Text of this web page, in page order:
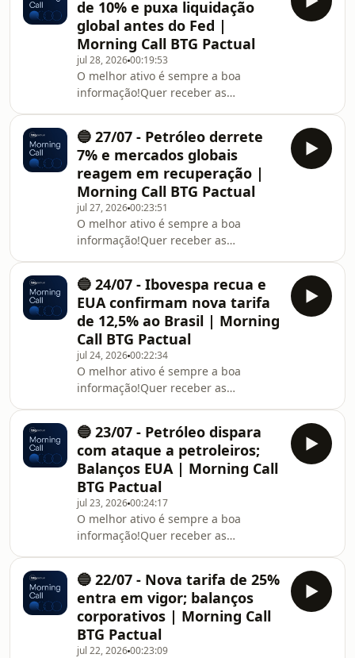
de 10% e puxa liquidação
global antes do Fed |
Morning Call BTG Pactual
jul 28, 202600:19:53
O melhor ativo é sempre a boa
informação!Quer receber as
diretamente no seu e-mail? Acesse:
https://l.btgpactual.com/morning_call_spotify
🔵 27/07 - Petróleo derrete
7% e mercados globais
reagem em recuperação |
Morning Call BTG Pactual
jul 27, 202600:23:51
O melhor ativo é sempre a boa
informação!Quer receber as
diretamente no seu e-mail? Acesse:
https://l.btgpactual.com/morning_call_spotify
🔵 24/07 - Ibovespa recua e
EUA confirmam nova tarifa
de 12,5% ao Brasil | Morning
Call BTG Pactual
jul 24, 202600:22:34
O melhor ativo é sempre a boa
informação!Quer receber as
diretamente no seu e-mail? Acesse:
https://l.btgpactual.com/morning_call_spotify
🔵 23/07 - Petróleo dispara
com ataque a petroleiros;
Balanços EUA | Morning Call
BTG Pactual
jul 23, 202600:24:17
O melhor ativo é sempre a boa
informação!Quer receber as
diretamente no seu e-mail? Acesse:
https://l.btgpactual.com/morning_call_spotify
🔵 22/07 - Nova tarifa de 25%
entra em vigor; balanços
corporativos | Morning Call
BTG Pactual
jul 22, 202600:23:09